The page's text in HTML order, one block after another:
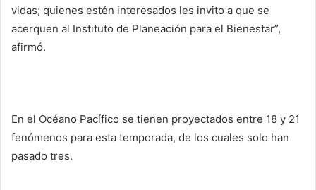
vidas; quienes estén interesados les invito a que se
acerquen al Instituto de Planeación para el Bienestar”,
afirmó.
En el Océano Pacífico se tienen proyectados entre 18 y 21
fenómenos para esta temporada, de los cuales solo han
pasado tres.